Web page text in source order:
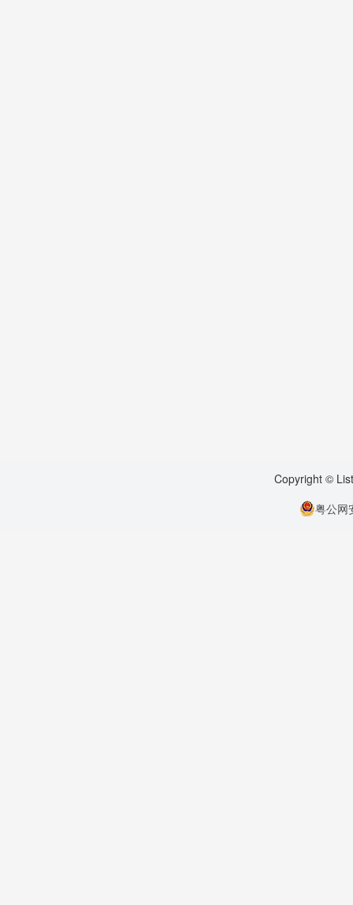
Copyright ©
粤公网